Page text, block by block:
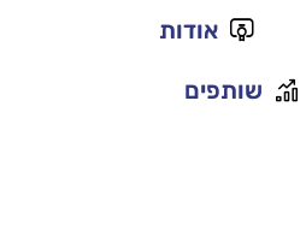
אודות
שותפים